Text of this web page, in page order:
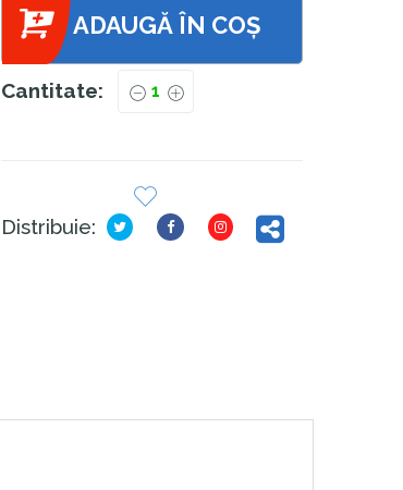
ADAUGĂ ÎN COȘ
Cantitate:
Distribuie: